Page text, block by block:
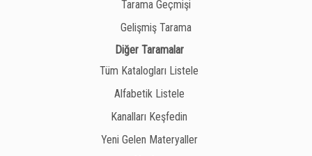
Tarama Geçmişi
Gelişmiş Tarama
Diğer Taramalar
Tüm Katalogları Listele
Alfabetik Listele
Kanalları Keşfedin
Yeni Gelen Materyaller